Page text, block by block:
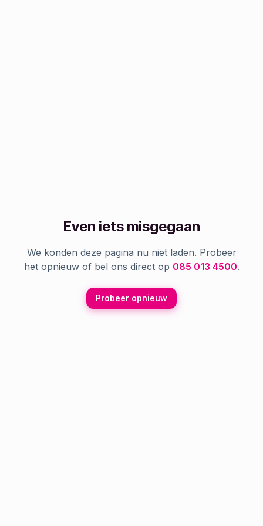
Even iets misgegaan
We konden deze pagina nu niet laden. Probeer
het opnieuw of bel ons direct op 085 013 4500.
Probeer opnieuw